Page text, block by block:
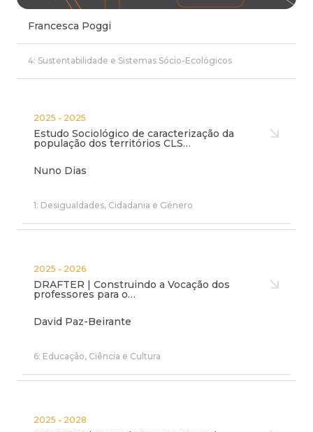
Francesca Poggi
4: Sustentabilidade e Sistemas Sócio-Ecológicos
2025 - 2025
Estudo Sociológico de caracterização da
população dos territórios CLS…
Nuno Dias
1: Desigualdades, Cidadania e Género
2025 - 2026
DRAFTER | Construindo a Vocação dos
professores para o…
David Paz-Beirante
6: Educação, Ciência e Cultura
2025 - 2028